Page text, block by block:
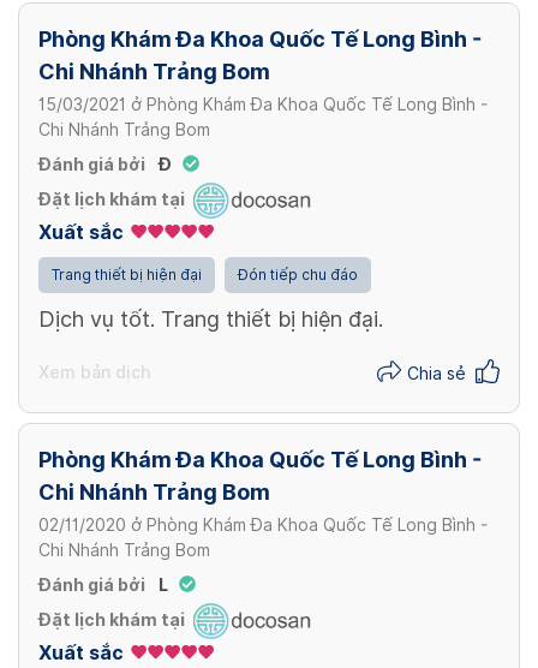
Xem thêm
Bóc nhân xơ vú
984,000 - 1,000,000 VND/ Lần
Xem thêm
Điện mãng châm điều trị liệt VII ngoại biên
74,300 - 80,000 VND/ Lần
Điện mãng châm điều trị bệnh hố mắt
74,300 - 80,000 VND/ Lần
Xem thêm
422,000 - 5,000,000 VND/ Lần
Điều trị tủy răng có sử dụng siêu âm và hàn
kín hệ thống ống tủy bằng Gutta percha
nguội (Điều trị tuỷ răng số 4, 5)
565,000 - 600,000 VND/ Lần
Điều trị tủy răng có sử dụng siêu âm và hàn
kín hệ thống ống tủy bằng Gutta percha
dưới)
795,000 - 800,000 VND/ Lần
Điều trị tủy răng có sử dụng siêu âm và hàn
kín hệ thống ống tủy bằng Gutta percha
nóng chảy (Điều trị tuỷ răng số 1, 2, 3)
422,000 - 1,000,000 VND/ Lần
Xem thêm
Phòng Khám Đa Khoa Quốc Tế Long Bình -
Chi Nhánh Trảng Bom
15/03/2021 ở Phòng Khám Đa Khoa Quốc Tế Long Bình -
Chi Nhánh Trảng Bom
Đánh giá bởi
Đ
Đặt lịch khám tại
Xuất sắc
Trang thiết bị hiện đại Đón tiếp chu đáo
Dịch vụ tốt. Trang thiết bị hiện đại.
Xem bản dịch Chia sẻ
Phòng Khám Đa Khoa Quốc Tế Long Bình -
Chi Nhánh Trảng Bom
02/11/2020 ở Phòng Khám Đa Khoa Quốc Tế Long Bình -
Chi Nhánh Trảng Bom
Đánh giá bởi
L
Đặt lịch khám tại
Xuất sắc